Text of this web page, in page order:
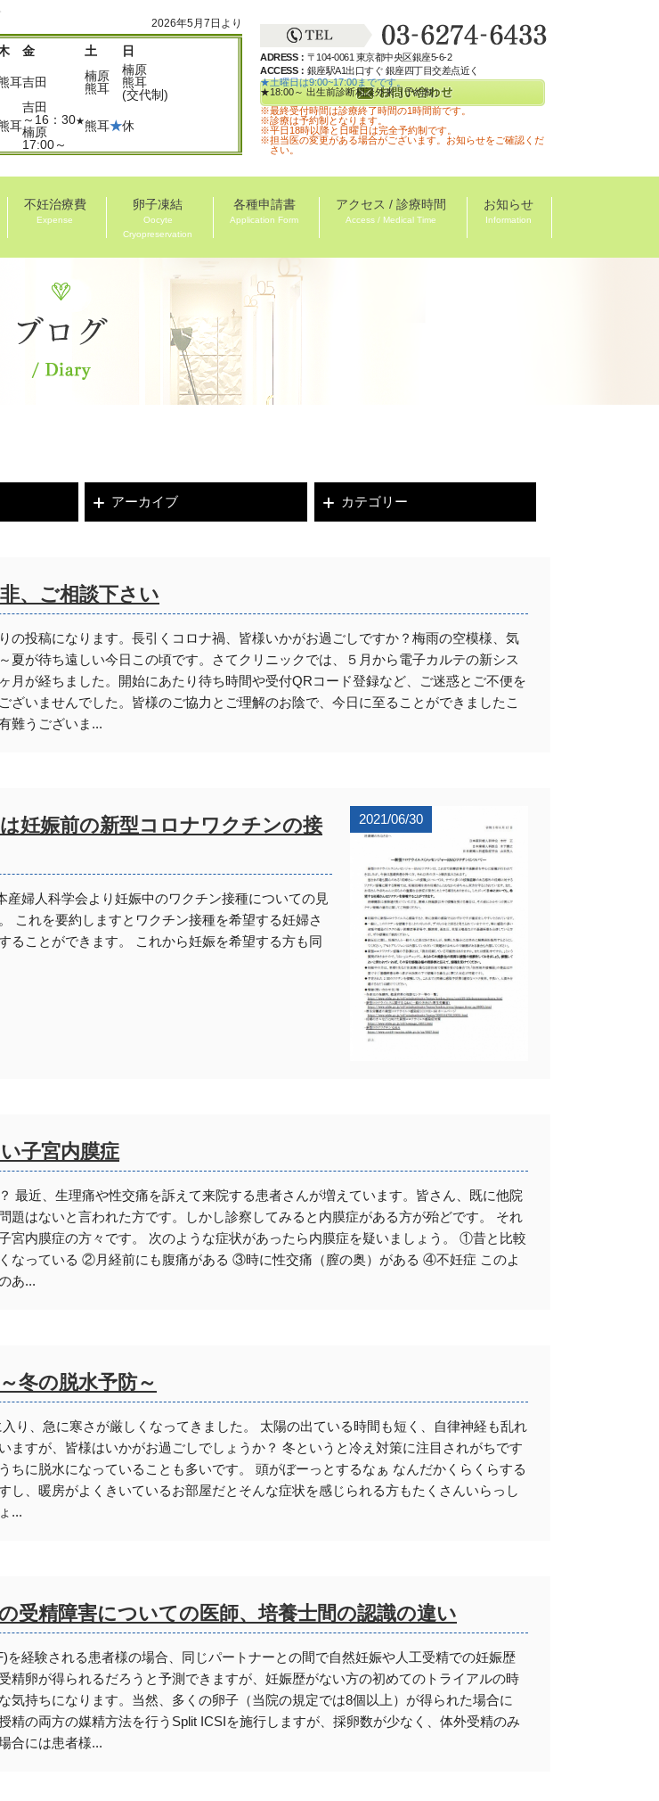
2026年5月7日より
金 土
日
耳吉田
楠原
熊耳
楠原
熊耳
(交代制)
耳
吉田
～16：30★熊耳★休
楠原
17:00～
★土曜日は9:00~17:00までです。
★18:00～ 出生前診断相談外来（予約制）
※最終受付時間は診療終了時間の1時間前です。
※診療は予約制となります。
※平日18時以降と日曜日は完全予約制です。
※担当医の変更がある場合がございます。お知らせをご確認くだ
さい。
ADRESS： 〒104-0061 東京都中央区銀座5-6-2
ACCESS： 銀座駅A1出口すぐ 銀座四丁目交差点近く
不妊治療費
Expense
卵子凍結
Oocyte
Cryopreservation
各種申請書
Application Form
アクセス / 診療時間
Access / Medical Time
お知らせ
Information
アーカイブ カテゴリー
、ご相談下さい
の投稿になります。長引くコロナ禍、皆様いかがお過ごしですか？梅雨の空模様、気
夏が待ち遠しい今日この頃です。さてクリニックでは、５月から電子カルテの新シス
月が経ちました。開始にあたり待ち時間や受付QRコード登録など、ご迷惑とご不便を
ざいませんでした。皆様のご協力とご理解のお陰で、今日に至ることができましたこ
難うございま...
2021/06/30
妊娠前の新型コロナワクチンの接
産婦人科学会より妊娠中のワクチン接種についての見
これを要約しますとワクチン接種を希望する妊婦さ
ることができます。 これから妊娠を希望する方も同
子宮内膜症
最近、生理痛や性交痛を訴えて来院する患者さんが増えています。皆さん、既に他院
題はないと言われた方です。しかし診察してみると内膜症がある方が殆どです。 それ
宮内膜症の方々です。 次のような症状があったら内膜症を疑いましょう。 ①昔と比較
なっている ②月経前にも腹痛がある ③時に性交痛（膣の奥）がある ④不妊症 このよ
あ...
冬の脱水予防～
り、急に寒さが厳しくなってきました。 太陽の出ている時間も短く、自律神経も乱れ
ますが、皆様はいかがお過ごしでしょうか？ 冬というと冷え対策に注目されがちです
ちに脱水になっていることも多いです。 頭がぼーっとするなぁ なんだかくらくらする
し、暖房がよくきいているお部屋だとそんな症状を感じられる方もたくさんいらっし
...
受精障害についての医師、培養士間の認識の違い
を経験される患者様の場合、同じパートナーとの間で自然妊娠や人工受精での妊娠歴
精卵が得られるだろうと予測できますが、妊娠歴がない方の初めてのトライアルの時
気持ちになります。当然、多くの卵子（当院の規定では8個以上）が得られた場合に
精の両方の媒精方法を行うSplit ICSIを施行しますが、採卵数が少なく、体外受精のみ
合には患者様...